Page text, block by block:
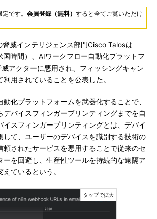
です。 会員登録（無料） すると全てご覧いただけ
威インテリジェンス部門Cisco Talosは
国時間）、AIワークフロー自動化プラットフ
アクターに悪用され、フィッシングキャン
用されていることを公表した。
化プラットフォームを武器化することで、
デバイスフィンガープリンティングまでを自
イスフィンガープリンティングとは、デバイ
して、ユーザーのデバイスを識別する技術の
頼されたサービスを悪用することで従来のセ
ーを回避し、生産性ツールを持続的な遠隔ア
ているという。